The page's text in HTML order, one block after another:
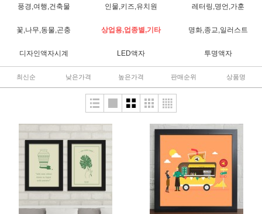
[인테리어액자-꾸밈]cp04
86,400원
[인테리어액자-꾸밈]cp00
69,120원
[인테리어액자-꾸밈]iz04
34,560원
풍경,여행,건축물 인물,키즈,유치원 레터링,명언,가훈
꽃,나무,동물,곤충 상업용,업종별,기타 명화,종교,일러스트
디자인액자시계 LED액자 투명액자
최신순 낮은가격 높은가격 판매순위 상품명